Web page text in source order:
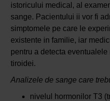
istoricului medical, al
sange. Pacientului ii vor fi
simptomele pe care le
existente in familie, iar
pentru a detecta
tiroidei.
Analizele de sange care
nivelul hormonilor T3